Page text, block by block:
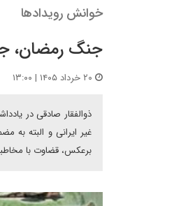
خوانش رویدادها
جنگ رمضان،
ذوالفقار صادقی در
غیر ایرانی و البته به
برعکس، قضاوت با